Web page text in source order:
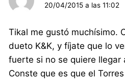
20/04/2015 a las 11:02
Tikal me gustó muchísimo.
dueto K&K, y fíjate que lo
fuerte si no se quiere llegar
Conste que es que el